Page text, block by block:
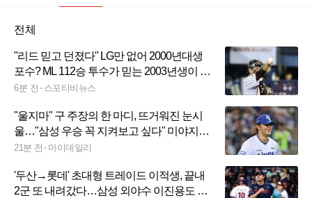
전체
"리드 믿고 던졌다" LG만 없어 2000년대생
포수? ML 112승 투수가 믿는 2003년생이 있
다
6분 전 스포티비뉴스
"울지마" 구 주장의 한 마디, 뜨거워진 눈시
울…"삼성 우승 꼭 지켜보고 싶다" 미야지의
마지막 인사
21분 전 마이데일리
'두산→롯데' 초대형 트레이드 이적생, 끝내
2군 또 내려갔다…삼성 외야수 이진용도 엔